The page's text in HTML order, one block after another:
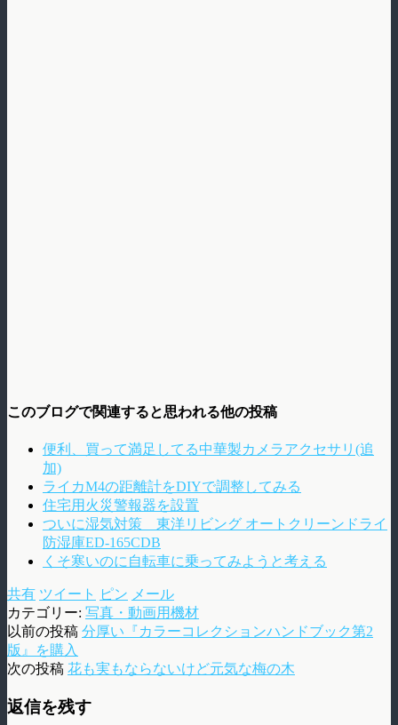
このブログで関連すると思われる他の投稿
便利、買って満足してる中華製カメラアクセサリ(追
加)
ライカM4の距離計をDIYで調整してみる
住宅用火災警報器を設置
ついに湿気対策 東洋リビング オートクリーンドライ
防湿庫ED-165CDB
くそ寒いのに自転車に乗ってみようと考える
共有 ツイート ピン メール
カテゴリー: 写真・動画用機材
以前の投稿 分厚い『カラーコレクションハンドブック第2
版』を購入
次の投稿 花も実もならないけど元気な梅の木
返信を残す